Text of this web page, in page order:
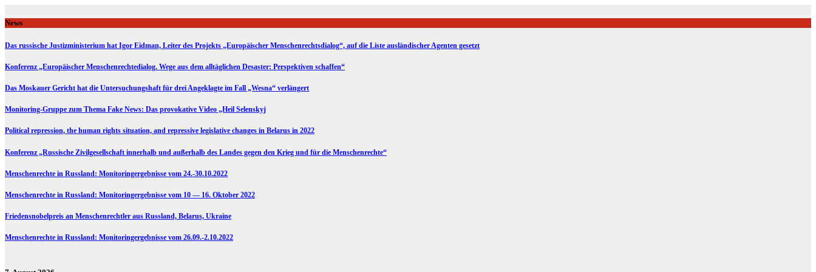
to
content
News
Das russische Justizministerium hat Igor Eidman, Leiter des Projekts „Europäischer Menschenrechtsdialog“, auf die Liste ausländischer Agenten gesetzt
Konferenz „Europäischer Menschenrechtedialog. Wege aus dem alltäglichen Desaster: Perspektiven schaffen“
Das Moskauer Gericht hat die Untersuchungshaft für drei Angeklagte im Fall „Wesna“ verlängert
Monitoring-Gruppe zum Thema Fake News: Das provokative Video „Heil Selenskyj
Political repression, the human rights situation, and repressive legislative changes in Belarus in 2022
Konferenz „Russische Zivilgesellschaft innerhalb und außerhalb des Landes gegen den Krieg und für die Menschenrechte“
Menschenrechte in Russland: Monitoringergebnisse vom 24.-30.10.2022
Menschenrechte in Russland: Monitoringergebnisse vom 10 — 16. Oktober 2022
Friedensnobelpreis an Menschenrechtler aus Russland, Belarus, Ukraine
Menschenrechte in Russland: Monitoringergebnisse vom 26.09.-2.10.2022